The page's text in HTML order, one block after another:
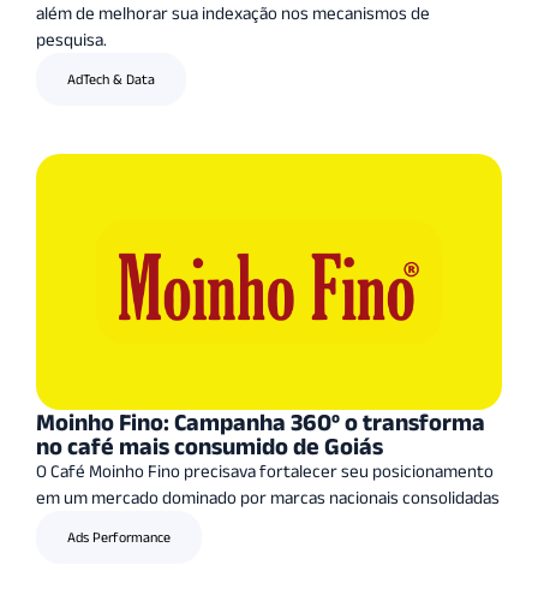
além de melhorar sua indexação nos mecanismos de
pesquisa.
AdTech & Data
Moinho Fino: Campanha 360º o transforma
no café mais consumido de Goiás
O Café Moinho Fino precisava fortalecer seu posicionamento
em um mercado dominado por marcas nacionais consolidadas
Ads Performance